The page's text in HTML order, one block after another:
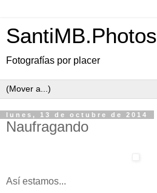
SantiMB.Photos
Fotografías por placer
lunes, 13 de octubre de 2014
Naufragando
Así estamos...